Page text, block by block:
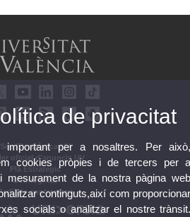
Seu Electrònica UV
oficial d'anuncis UV
Pla Estratègic
UVintegritat
de contractant
de privacitat
important per a nosaltres. Per
cookies pròpies i de tercers per
mesurament de la nostra pàgina
continguts,així com
socials o analitzar el nostre